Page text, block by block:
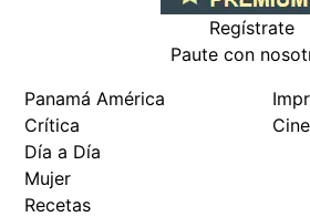
Regístrate
Paute con
Panamá América
Crítica
Día a Día
Mujer
Recetas
Cine